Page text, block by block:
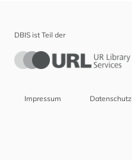
DBIS ist Teil der
Impressum Datenschutz